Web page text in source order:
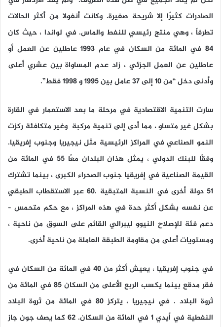
الصادرات كثيرًا إلا شريحة صغيرة. وكانت أنغولا من أكثر الحالات
تطرفاً ، وهي منتج رئيسي للنفط والماس. في لواندا ، حيث كان
84 في المائة من السكان في عام 1993 عاطلين عن العمل أو
عاطلين عن العمل الجزئي ، زاد عدم المساواة بين عشري أعلى
وأدنى دخل “من 10 إلى 37 عامل بين 1995 و 1998 فقط”.
سارت التنمية الاقتصادية في مرحلة ما بعد الاستعمار في القارة
بشكل غير متساو ، مما أدى إلى تنمية مركبة وغير متكافئة ركزت
النمو الصناعي في المراكز الرئيسية مثل نيجيريا وجنوب إفريقيا.
وفقًا للبنك الدولي ، يمثل هذان البلدان معًا 55 في المائة من
القيمة الصناعية في إفريقيا جنوب الصحراء الكبرى ، بينما تشترك
51 دولة أخرى في النسبة المتبقية .60 عبر الاستقطاب الطبقي
عن نفسه بشكل أكثر حدة في هذه المراكز ، مع حكم متحمس –
دعم فئة للإصلاح النيوو ليبرالي القائم على السوق من ناحية ،
ومستويات أعلى من مقاومة الطبقة العاملة من ناحية أخرى.
في جنوب إفريقيا ، يعيش أكثر من 40 في المائة من السكان في
فقر مدقع بينما يكسب الربع الأعلى من السكان 85 في المائة من
ثروة البلاد . في نيجيريا ، يتركز 80 في المائة من ثروة البلاد
النفطية في أيدي 1 في المائة من السكان. 62 كما يصف جون جاز